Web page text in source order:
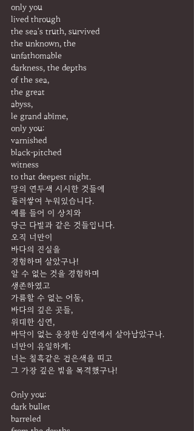
only you
lived through
the sea's truth, survived
the unknown, the
unfathomable
darkness, the depths
of the sea,
the great
abyss,
le grand abîme,
only you:
varnished
black-pitched
witness
to that deepest night.
땅의 연두색 시시한 것들에
둘러쌓여 누워있습니다.
예를 들어 이 상치와
당근 다발과 같은 것들입니다.
오직 너만이
바다의 진실을
경험하며 살았구나!
알 수 없는 것을 경험하며
생존하였고
가름할 수 없는 어둠,
바다의 깊은 곳들,
위대한 심연,
바닥이 없는 웅장한 심연에서 살아남았구나.
너만이 유일하게;
너는 칠흑같은 검은색을 띠고
그 가장 깊은 밤을 목격했구나!
Only you:
dark bullet
barreled